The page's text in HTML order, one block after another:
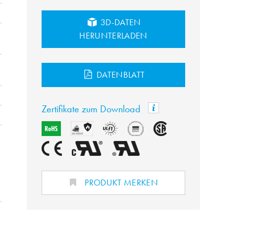
3D-DATEN
HERUNTERLADEN
DATENBLATT
Zertifikate zum Download
PRODUKT MERKEN